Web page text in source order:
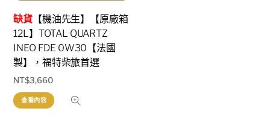
缺貨 【機油先生】【原廠箱
12L】TOTAL QUARTZ
INEO FDE 0W30【法國
製】，福特柴旅首選
NT$3,660
查看內容